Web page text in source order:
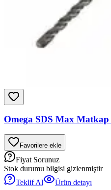
Omega SDS Max
Favorilere ekle
Fiyat Sorunuz
Stok durumu bilgisi gizlenmiştir
Teklif Al
Ürün detayı